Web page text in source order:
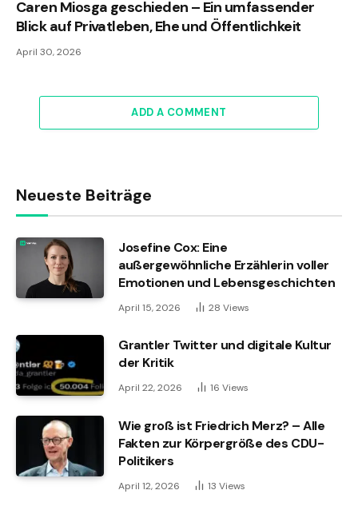
Caren Miosga geschieden – Ein umfassender
Blick auf Privatleben, Ehe und Öffentlichkeit
April 30, 2026
ADD A COMMENT
Neueste Beiträge
Josefine Cox: Eine
außergewöhnliche Erzählerin voller
Emotionen und Lebensgeschichten
April 15, 2026 28 Views
Grantler Twitter und digitale Kultur
der Kritik
April 22, 2026 16 Views
Wie groß ist Friedrich Merz? – Alle
Fakten zur Körpergröße des CDU-
Politikers
April 12, 2026 13 Views